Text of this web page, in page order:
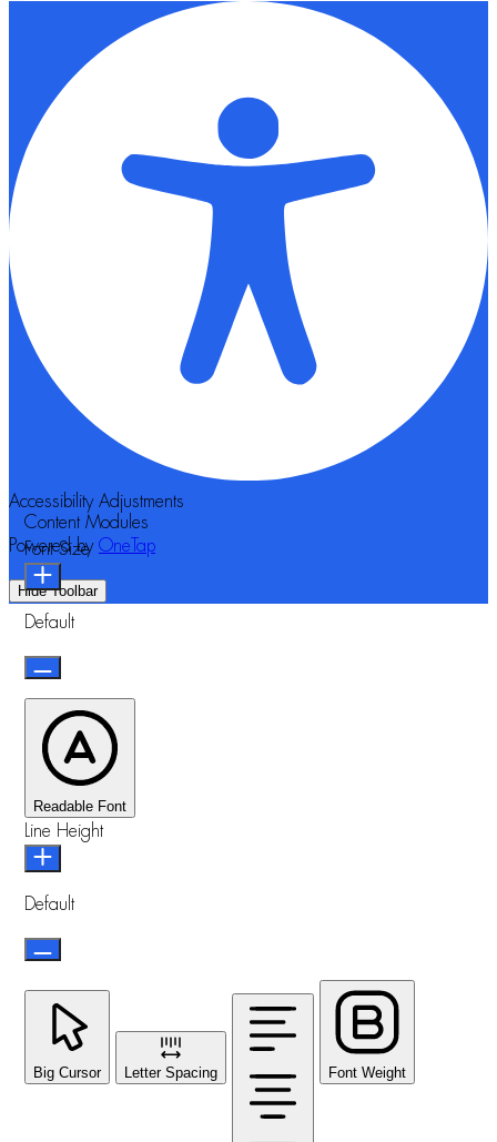
Accessibility Adjustments
Powered by OneTap
Hide Toolbar
Content Modules
Font Size
Default
Readable Font
Line Height
Default
Big Cursor Letter Spacing Font Weight